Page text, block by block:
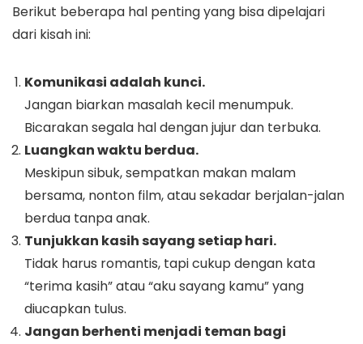
Berikut beberapa hal penting yang bisa dipelajari
dari kisah ini:
Komunikasi adalah kunci.
Jangan biarkan masalah kecil menumpuk.
Bicarakan segala hal dengan jujur dan terbuka.
Luangkan waktu berdua.
Meskipun sibuk, sempatkan makan malam
bersama, nonton film, atau sekadar berjalan-jalan
berdua tanpa anak.
Tunjukkan kasih sayang setiap hari.
Tidak harus romantis, tapi cukup dengan kata
“terima kasih” atau “aku sayang kamu” yang
diucapkan tulus.
Jangan berhenti menjadi teman bagi